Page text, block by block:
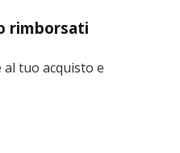
rimborsati
tuo acquisto e